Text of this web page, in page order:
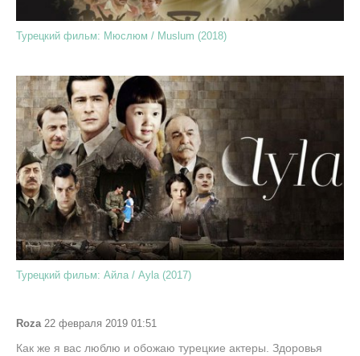
Турецкий фильм: Мюслюм / Muslum (2018)
Турецкий фильм: Айла / Ayla (2017)
Roza22 февраля 2019 01:51
Как же я вас люблю и обожаю турецкие актеры. Здоровья